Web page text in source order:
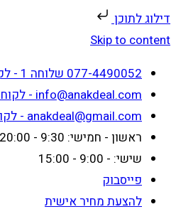
דילוג לתוכן
Skip to content
077-4490052 שלוחה 1 - לקוחות פרטיים, שלוחה 2 - לקוחות עסקיים
info@anakdeal.com - לקוחות עסקיים, whatsapp - 054-9992717
anakdeal@gmail.com - לקוחות פרטיים , whatsapp - 054-8074950
ראשון - חמישי: 9:30 - 20:00
שישי: - 9:00 - 15:00
פייסבוק
להצעת מחיר אישית